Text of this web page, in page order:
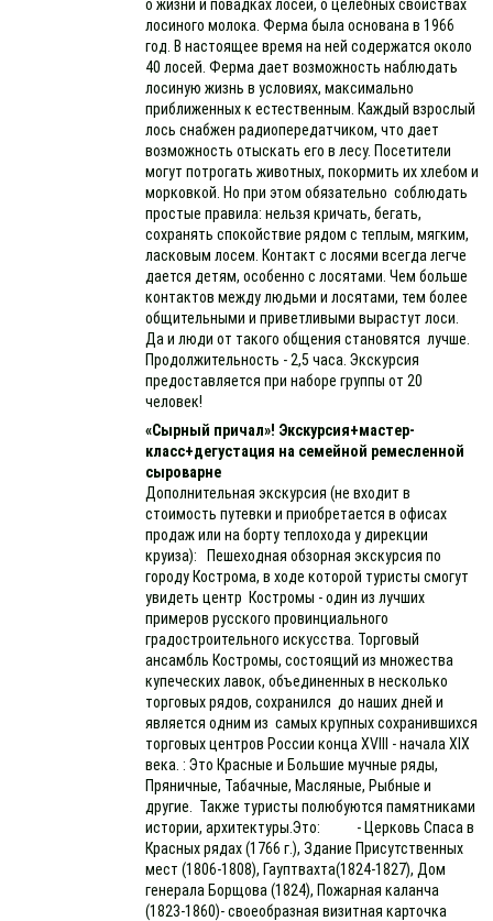
о жизни и повадках лосей, о целебных свойствах
лосиного молока. Ферма была основана в 1966
год. В настоящее время на ней содержатся около
40 лосей. Ферма дает возможность наблюдать
лосиную жизнь в условиях, максимально
приближенных к естественным. Каждый взрослый
лось снабжен радиопередатчиком, что дает
возможность отыскать его в лесу. Посетители
могут потрогать животных, покормить их хлебом и
морковкой. Но при этом обязательно соблюдать
простые правила: нельзя кричать, бегать,
сохранять спокойствие рядом с теплым, мягким,
ласковым лосем. Контакт с лосями всегда легче
дается детям, особенно с лосятами. Чем больше
контактов между людьми и лосятами, тем более
общительными и приветливыми вырастут лоси.
Да и люди от такого общения cтановятся лучше.
Продолжительность - 2,5 часа. Экскурсия
предоставляется при наборе группы от 20
человек!
«Сырный причал»! Экскурсия+мастер-
класс+дегустация на семейной ремесленной
сыроварне
Дополнительная экскурсия (не входит в
стоимость путевки и приобретается в офисах
продаж или на борту теплохода у дирекции
круиза): Пешеходная обзорная экскурсия по
городу Кострома, в ходе которой туристы смогут
увидеть центр Костромы - один из лучших
примеров русского провинциального
градостроительного искусства. Торговый
ансамбль Костромы, состоящий из множества
купеческих лавок, объединенных в несколько
торговых рядов, сохранился до наших дней и
является одним из самых крупных сохранившихся
торговых центров России конца XVIII - начала XIX
века. : Это Красные и Большие мучные ряды,
Пряничные, Табачные, Масляные, Рыбные и
другие. Также туристы полюбуются памятниками
истории, архитектуры.Это: - Церковь Спаса в
Красных рядах (1766 г.), Здание Присутственных
мест (1806-1808), Гауптвахта(1824-1827), Дом
генерала Борщова (1824), Пожарная каланча
(1823-1860)- своеобразная визитная карточка